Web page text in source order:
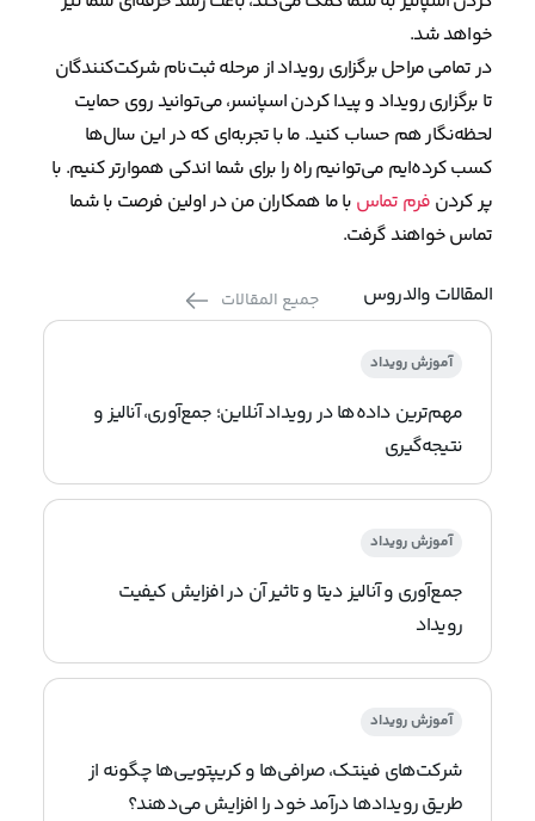
خواهد شد.
در تمامی مراحل برگزاری رویداد از مرحله ثبت‌نام شرکت‌کنندگان
تا برگزاری رویداد و پیدا کردن اسپانسر، می‌توانید روی حمایت
لحظه‌نگار هم حساب کنید. ما با تجربه‌ای که در این سال‌ها
کسب کرده‌ایم می‌توانیم راه را برای شما اندکی هموارتر کنیم. با
پر کردن فرم تماس با ما همکاران من در اولین فرصت با شما
تماس خواهند گرفت.
المقالات والدروس
جميع المقالات
آموزش رویداد
مهم‌ترین داده‌ها در رویداد آنلاین؛ جمع‌آوری، آنالیز و
نتیجه‌گیری
آموزش رویداد
جمع‌آوری و آنالیز دیتا و تاثیر آن در افزایش کیفیت
رویداد
آموزش رویداد
شرکت‌های فینتک، صرافی‌ها و کریپتویی‌ها چگونه از
طریق رویدادها درآمد خود را افزایش می‌دهند؟